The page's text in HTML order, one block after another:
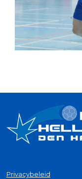
Privacybeleid